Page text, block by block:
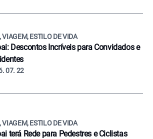
VIAGEM, ESTILO DE VIDA
Descontos Incríveis para Convidados e
07. 22
VIAGEM, ESTILO DE VIDA
terá Rede para Pedestres e Ciclistas